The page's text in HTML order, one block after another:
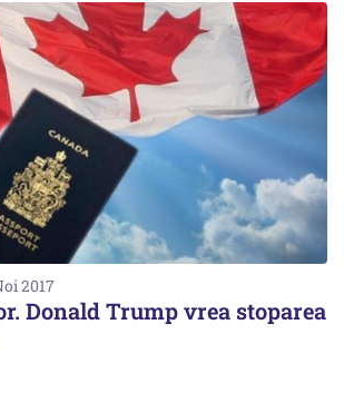
2017
Donald Trump vrea stoparea